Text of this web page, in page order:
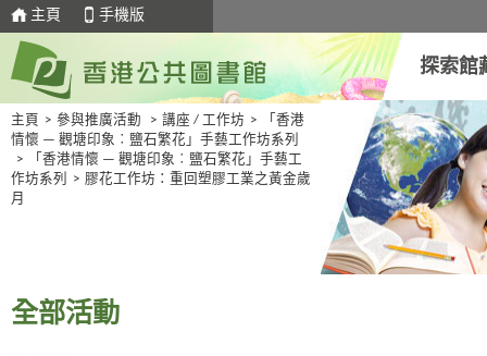
主頁 手機版
探索館
主頁 > 參與推廣活動 > 講座 / 工作坊 >
「香港
情懷 — 觀塘印象︰鹽石繁花」手藝工作坊系列
>
「香港情懷 — 觀塘印象︰鹽石繁花」手藝工
作坊系列
> 膠花工作坊：重回塑膠工業之黃金歲
月
全部活動